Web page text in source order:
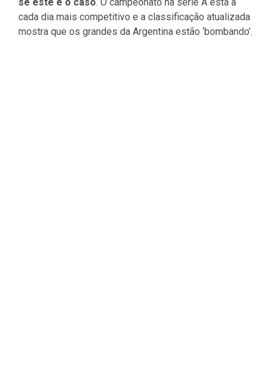
cada dia mais competitivo e a classificação atualizada
mostra que os grandes da Argentina estão ‘bombando’.